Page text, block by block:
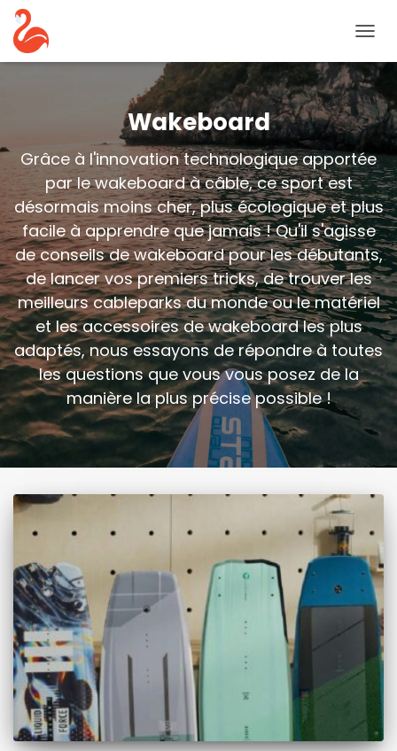
LA
Wakeboard
Grâce à l'innovation technologique apportée
par le wakeboard à câble, ce sport est
désormais moins cher, plus écologique et plus
facile à apprendre que jamais ! Qu'il s'agisse
de conseils de wakeboard pour les débutants,
de lancer vos premiers tricks, de trouver les
meilleurs cableparks du monde ou le matériel
et les accessoires de wakeboard les plus
adaptés, nous essayons de répondre à toutes
les questions que vous vous posez de la
manière la plus précise possible !